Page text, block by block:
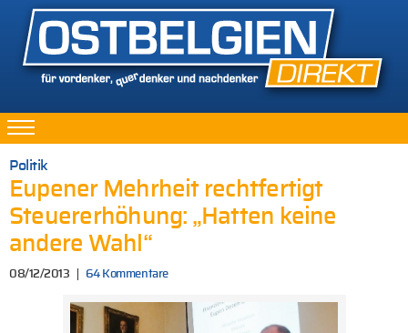
Politik
Eupener Mehrheit rechtfertigt
Steuererhöhung: „Hatten keine
andere Wahl“
08/12/2013 64 Kommentare